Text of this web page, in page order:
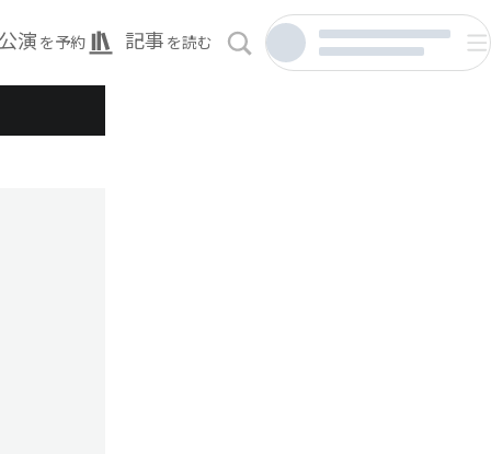
演 を予約 記事 を読む